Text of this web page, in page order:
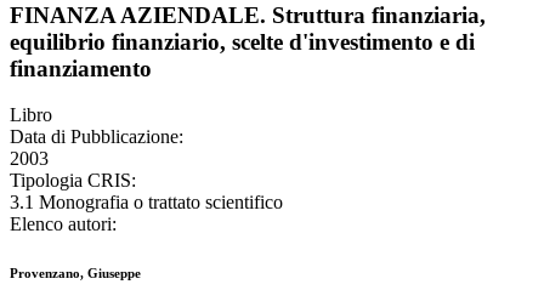
FINANZA AZIENDALE. Struttura finanziaria,
equilibrio finanziario, scelte d'investimento e di
finanziamento
Libro
Data di Pubblicazione:
2003
Tipologia CRIS:
3.1 Monografia o trattato scientifico
Elenco autori:
Provenzano, Giuseppe